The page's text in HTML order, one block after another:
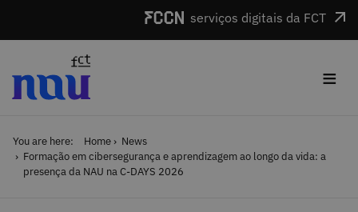
serviços digitais da FCT
≡
You are here: Home
News
Formação em cibersegurança e aprendizagem ao longo da vida: a
presença da NAU na C-DAYS 2026